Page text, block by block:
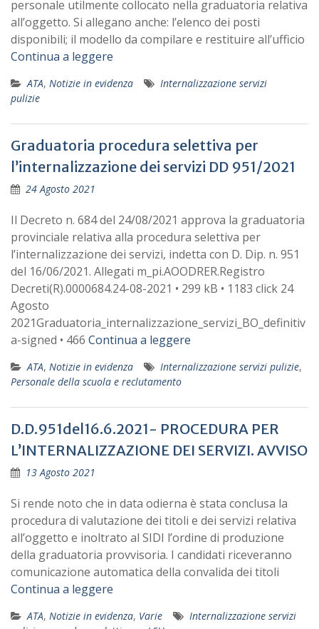
personale utilmente collocato nella graduatoria relativa
all’oggetto. Si allegano anche: l’elenco dei posti
disponibili; il modello da compilare e restituire all’ufficio
Continua a leggere
ATA, Notizie in evidenza
Internalizzazione servizi
pulizie
Graduatoria procedura selettiva per
l’internalizzazione dei servizi DD 951/2021
24 Agosto 2021
Il Decreto n. 684 del 24/08/2021 approva la graduatoria
provinciale relativa alla procedura selettiva per
l’internalizzazione dei servizi, indetta con D. Dip. n. 951
del 16/06/2021. Allegati m_pi.AOODRER.Registro
Decreti(R).0000684.24-08-2021 • 299 kB • 1183 click 24
Agosto
2021Graduatoria_internalizzazione_servizi_BO_definitiv
a-signed • 466 Continua a leggere
ATA, Notizie in evidenza Internalizzazione servizi pulizie,
Personale della scuola e reclutamento
D.D.951del16.6.2021- PROCEDURA PER
L’INTERNALIZZAZIONE DEI SERVIZI. AVVISO
13 Agosto 2021
Si rende noto che in data odierna è stata conclusa la
procedura di valutazione dei titoli e dei servizi relativa
all’oggetto e inoltrato al SIDI l’ordine di produzione
della graduatoria provvisoria. I candidati riceveranno
comunicazione automatica della convalida dei titoli
Continua a leggere
ATA, Notizie in evidenza, Varie
Internalizzazione servizi